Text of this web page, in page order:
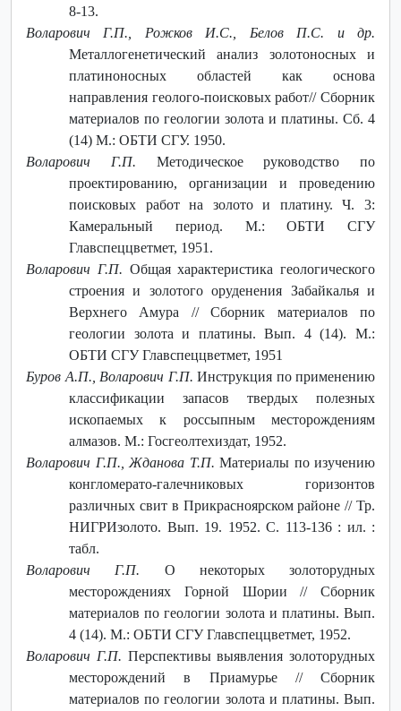
8-13.
Воларович Г.П., Рожков И.С., Белов П.С. и др.
Металлогенетический анализ золотоносных и
платиноносных областей как основа
направления геолого-поисковых работ// Сборник
материалов по геологии золота и платины. Сб. 4
(14) М.: ОБТИ СГУ. 1950.
Воларович Г.П. Методическое руководство по
проектированию, организации и проведению
поисковых работ на золото и платину. Ч. 3:
Камеральный период. М.: ОБТИ СГУ
Главспеццветмет, 1951.
Воларович Г.П. Общая характеристика геологического
строения и золотого оруденения Забайкалья и
Верхнего Амура // Сборник материалов по
геологии золота и платины. Вып. 4 (14). М.:
ОБТИ СГУ Главспеццветмет, 1951
Буров А.П., Воларович Г.П. Инструкция по применению
классификации запасов твердых полезных
ископаемых к россыпным месторождениям
алмазов. М.: Госгеолтехиздат, 1952.
Воларович Г.П., Жданова Т.П. Материалы по изучению
конгломерато-галечниковых горизонтов
различных свит в Прикрасноярском районе // Тр.
НИГРИзолото. Вып. 19. 1952. С. 113-136 : ил. :
табл.
Воларович Г.П. О некоторых золоторудных
месторождениях Горной Шории // Сборник
материалов по геологии золота и платины. Вып.
4 (14). М.: ОБТИ СГУ Главспеццветмет, 1952.
Воларович Г.П. Перспективы выявления золоторудных
месторождений в Приамурье // Сборник
материалов по геологии золота и платины. Вып.